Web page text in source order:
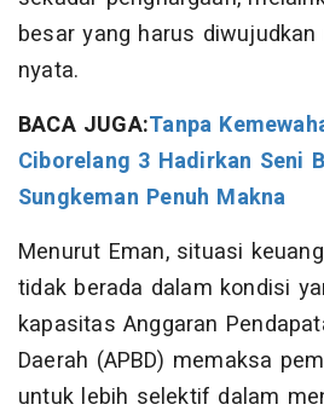
besar yang harus
nyata.
BACA JUGA:Tanpa
Ciborelang 3 Hadirkan Seni
Sungkeman Penuh Makna
Menurut Eman, situasi
tidak berada dalam kondisi
kapasitas Anggaran
Daerah (APBD) memaksa
untuk lebih selektif dalam